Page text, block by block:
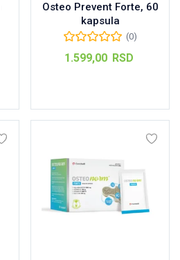
Osteo Prevent Forte, 60
kapsula
(0)
1.599,00 RSD